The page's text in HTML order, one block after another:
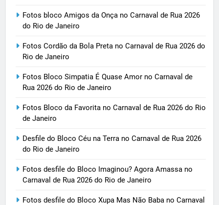
Fotos bloco Amigos da Onça no Carnaval de Rua 2026
do Rio de Janeiro
Fotos Cordão da Bola Preta no Carnaval de Rua 2026 do
Rio de Janeiro
Fotos Bloco Simpatia É Quase Amor no Carnaval de
Rua 2026 do Rio de Janeiro
Fotos Bloco da Favorita no Carnaval de Rua 2026 do Rio
de Janeiro
Desfile do Bloco Céu na Terra no Carnaval de Rua 2026
do Rio de Janeiro
Fotos desfile do Bloco Imaginou? Agora Amassa no
Carnaval de Rua 2026 do Rio de Janeiro
Fotos desfile do Bloco Xupa Mas Não Baba no Carnaval